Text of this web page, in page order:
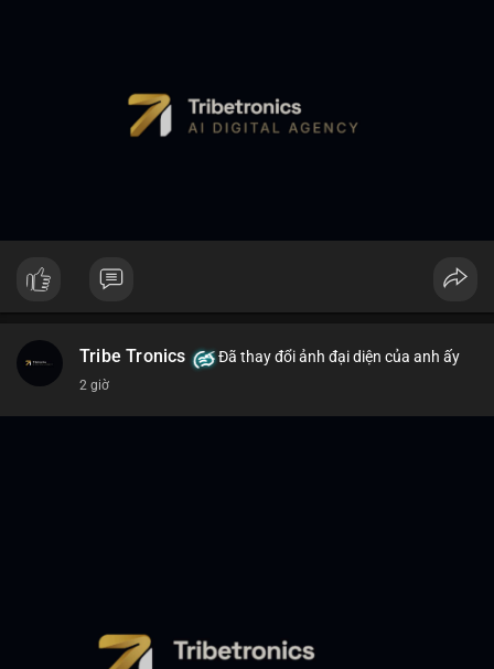
Tribe Tronics Đã thay đổi ảnh đại diện của anh ấy
2 giờ